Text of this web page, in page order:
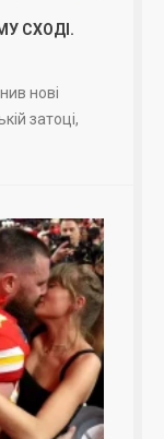
СХОДІ.
нові
затоці,